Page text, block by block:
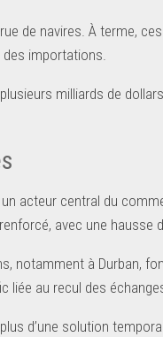
de navires. À terme,
importations.
milliards de
acteur central du
avec une hausse
notamment à Durban,
liée au recul des
d’une solution